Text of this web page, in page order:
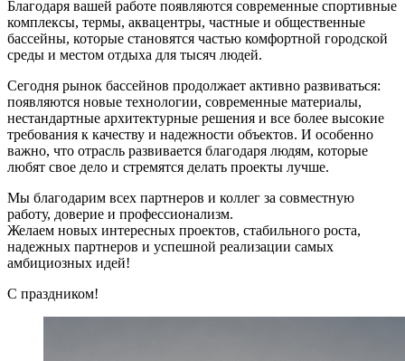
Благодаря вашей работе появляются современные спортивные
комплексы, термы, аквацентры, частные и общественные
бассейны, которые становятся частью комфортной городской
среды и местом отдыха для тысяч людей.
Сегодня рынок бассейнов продолжает активно развиваться:
появляются новые технологии, современные материалы,
нестандартные архитектурные решения и все более высокие
требования к качеству и надежности объектов. И особенно
важно, что отрасль развивается благодаря людям, которые
любят свое дело и стремятся делать проекты лучше.
Мы благодарим всех партнеров и коллег за совместную
работу, доверие и профессионализм.
Желаем новых интересных проектов, стабильного роста,
надежных партнеров и успешной реализации самых
амбициозных идей!
С праздником!